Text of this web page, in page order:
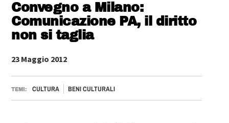
Convegno a Milano:
Comunicazione PA, il diritto
non si taglia
23 Maggio 2012
TEMI: CULTURA BENI CULTURALI